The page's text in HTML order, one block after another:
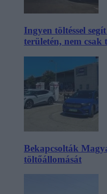
Ingyen töltéssel
területén, nem csak
Bekapcsolták
töltőállomását